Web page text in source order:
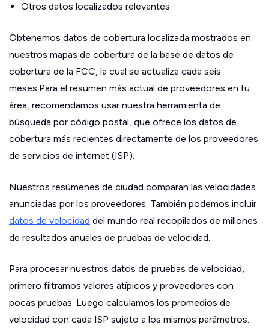
Otros datos localizados relevantes
Obtenemos datos de cobertura localizada mostrados en
nuestros mapas de cobertura de la base de datos de
cobertura de la FCC, la cual se actualiza cada seis
meses.Para el resumen más actual de proveedores en tu
área, recomendamos usar nuestra herramienta de
búsqueda por código postal, que ofrece los datos de
cobertura más recientes directamente de los proveedores
de servicios de internet (ISP).
Nuestros resúmenes de ciudad comparan las velocidades
anunciadas por los proveedores. También podemos incluir
datos de velocidad del mundo real recopilados de millones
de resultados anuales de pruebas de velocidad.
Para procesar nuestros datos de pruebas de velocidad,
primero filtramos valores atípicos y proveedores con
pocas pruebas. Luego calculamos los promedios de
velocidad con cada ISP sujeto a los mismos parámetros.